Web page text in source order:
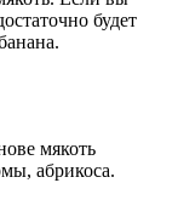
будет
мякоть
абрикоса.